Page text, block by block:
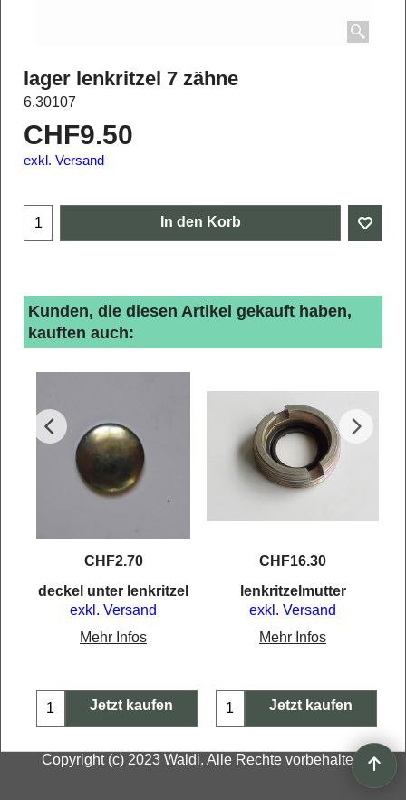
lager lenkritzel 7 zähne
6.30107
CHF9.50
exkl. Versand
In den Korb
Kunden, die diesen Artikel gekauft haben,
kauften auch:
CHF2.70
deckel unter lenkritzel
exkl. Versand
Mehr Infos
Jetzt kaufen
CHF16.30
lenkritzelmutter
exkl. Versand
Mehr Infos
Jetzt kaufen
Copyright (c) 2023 Waldi. Alle Rechte vorbehalten.